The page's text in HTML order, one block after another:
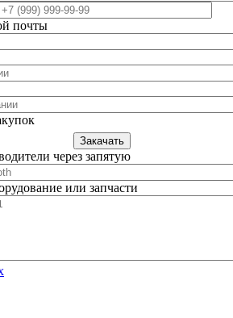
почты
Закачать
через запятую
или запчасти